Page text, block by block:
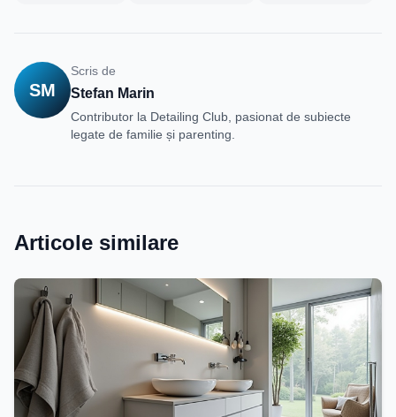
SM
Scris de
Stefan Marin
Contributor la Detailing Club, pasionat de subiecte
legate de familie și parenting.
Articole similare